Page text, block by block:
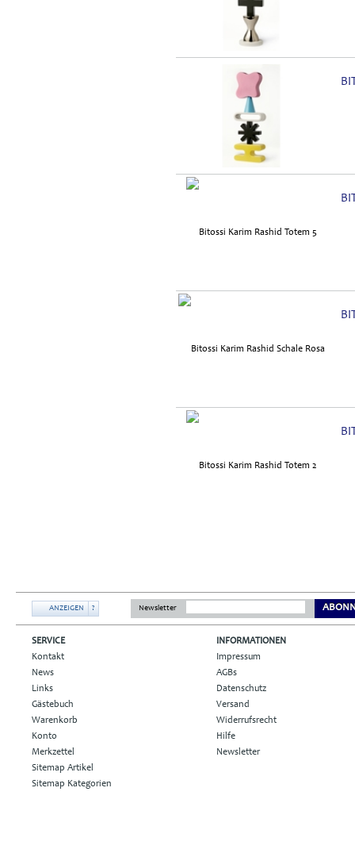
ANZEIGEN ? Newsletter
SERVICE
Kontakt
News
Links
Gästebuch
Warenkorb
Konto
Merkzettel
Sitemap Artikel
Sitemap Kategorien
INFORMATIONEN
Impressum
AGBs
Datenschutz
Versand
Widerrufsrecht
Hilfe
Newsletter